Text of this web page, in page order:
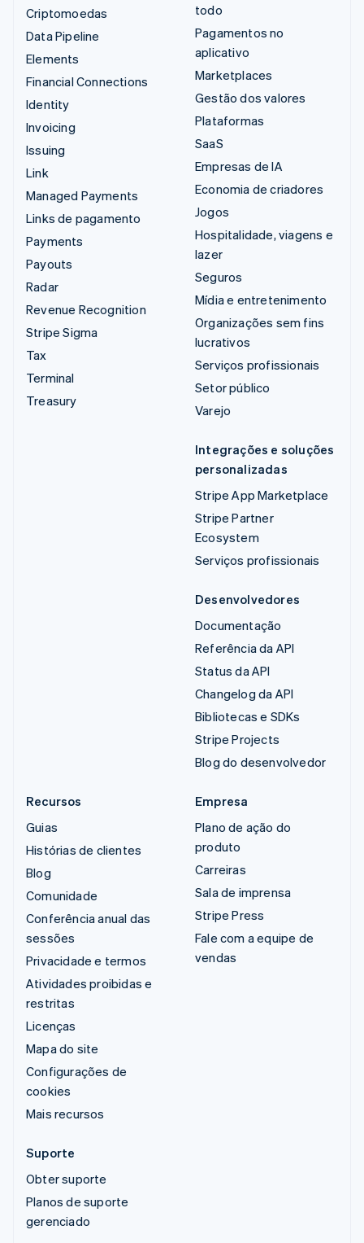
Criptomoedas
Data Pipeline
Elements
Financial Connections
Identity
Invoicing
Issuing
Link
Managed Payments
Links de pagamento
Payments
Payouts
Radar
Revenue Recognition
Stripe Sigma
Tax
Terminal
Treasury
todo
Pagamentos no
aplicativo
Marketplaces
Gestão dos valores
Plataformas
SaaS
Empresas de IA
Economia de criadores
Jogos
Hospitalidade, viagens e
lazer
Seguros
Mídia e entretenimento
Organizações sem fins
lucrativos
Serviços profissionais
Setor público
Varejo
Integrações e soluções
personalizadas
Stripe App Marketplace
Stripe Partner
Ecosystem
Serviços profissionais
Desenvolvedores
Documentação
Referência da API
Status da API
Changelog da API
Bibliotecas e SDKs
Stripe Projects
Blog do desenvolvedor
Recursos
Guias
Histórias de clientes
Blog
Comunidade
Conferência anual das
sessões
Privacidade e termos
Atividades proibidas e
restritas
Licenças
Mapa do site
Configurações de
cookies
Mais recursos
Empresa
Plano de ação do
produto
Carreiras
Sala de imprensa
Stripe Press
Fale com a equipe de
vendas
Suporte
Obter suporte
Planos de suporte
gerenciado